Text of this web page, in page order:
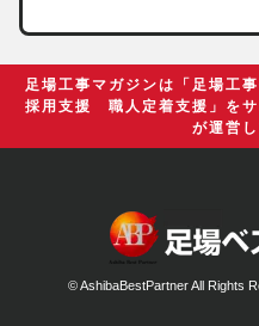
届いたら
足場工事マガジンは「足場工
採用支援 職人定着支援」を
が運営
© AshibaBestPartner All Rights